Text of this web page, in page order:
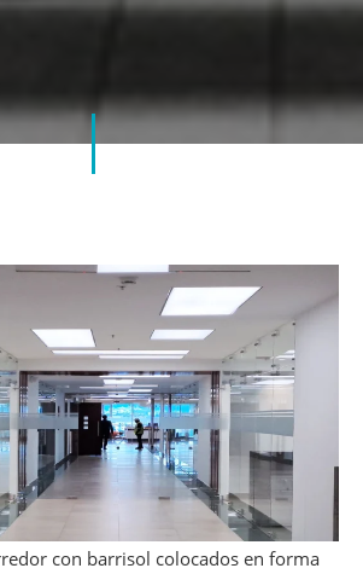
con barrisol colocados en forma